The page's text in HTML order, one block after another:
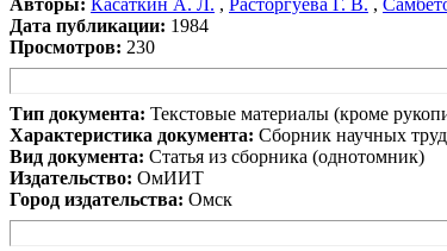
Авторы: Касаткин А. Л. , Расторгуева Г. В. ,
Дата публикации: 1984
Просмотров: 230
Тип документа: Текстовые материалы (кроме
Характеристика документа: Сборник научных
Вид документа: Статья из сборника (однотомник)
Издательство: ОмИИТ
Город издательства: Омск